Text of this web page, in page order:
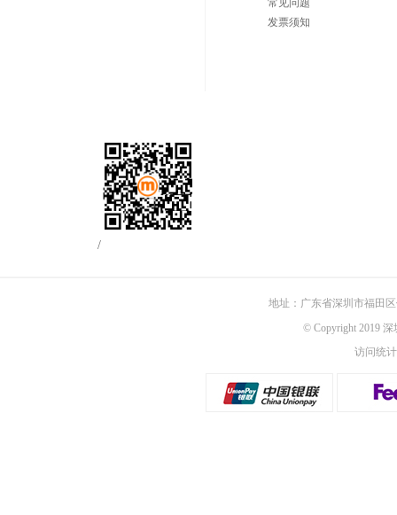
常见问题
发票须知
/
地址：广东省深圳市福田
© Copyright 2019
访问统